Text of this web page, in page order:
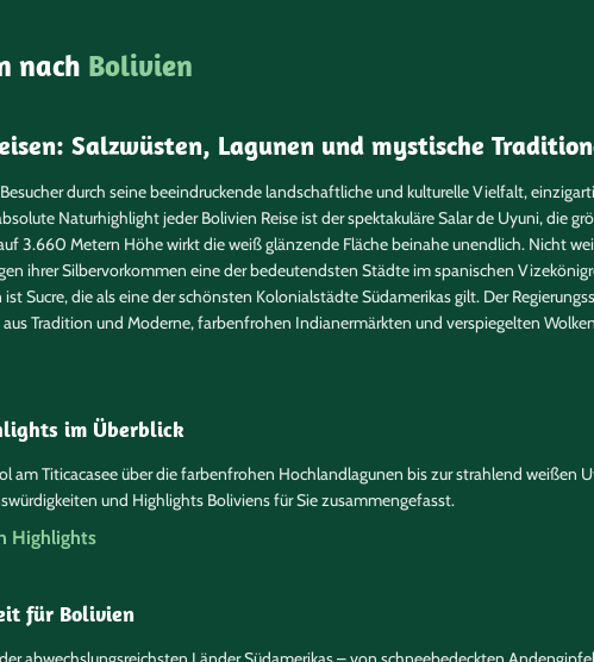
nach Bolivien
Salzwüsten, Lagunen und mystische
durch seine beeindruckende landschaftliche und kulturelle Vielfalt,
Naturhighlight jeder Bolivien Reise ist der spektakuläre Salar de Uyuni, die
3.660 Metern Höhe wirkt die weiß glänzende Fläche beinahe unendlich. Nicht
ihrer Silbervorkommen eine der bedeutendsten Städte im spanischen
Sucre, die als eine der schönsten Kolonialstädte Südamerikas gilt. Der
aus Tradition und Moderne, farbenfrohen Indianermärkten und verspiegelten
des Altiplano gehört zu jeder Reise nach Bolivien dazu. Der zweitgrößte See
für Ihre Bolivien Reise
und besitzt eine einzigartige sowie vielfältige Natur. Sie werden die
Eigenschaften des Landes kennenlernen und lieben lernen. Damit Sie bereits einen
in dem circa 80% der Einwohner leben, liegt über 3.000 Meter über dem
im Überblick
am Titicacasee über die farbenfrohen Hochlandlagunen bis zur strahlend weißen
und Highlights Boliviens für Sie zusammengefasst.
Highlights
für Bolivien